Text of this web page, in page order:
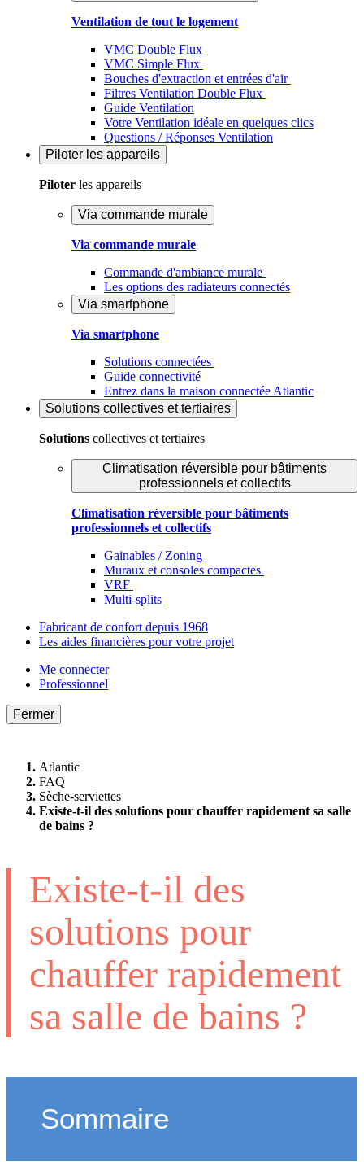
Ventilation de tout le logement
VMC Double Flux
VMC Simple Flux
Bouches d'extraction et entrées d'air
Filtres Ventilation Double Flux
Guide Ventilation
Votre Ventilation idéale en quelques clics
Questions / Réponses Ventilation
Piloter les appareils
Piloter les appareils
Via commande murale
Via commande murale
Commande d'ambiance murale
Les options des radiateurs connectés
Via smartphone
Via smartphone
Solutions connectées
Guide connectivité
Entrez dans la maison connectée Atlantic
Solutions collectives et tertiaires
Solutions collectives et tertiaires
Climatisation réversible pour bâtiments
professionnels et collectifs
Climatisation réversible pour bâtiments
professionnels et collectifs
Gainables / Zoning
Muraux et consoles compactes
VRF
Multi-splits
Fabricant de confort depuis 1968
Les aides financières pour votre projet
Me connecter
Professionnel
Fermer
Atlantic
FAQ
Sèche-serviettes
Existe-t-il des solutions pour chauffer rapidement sa salle
de bains ?
Existe-t-il des
solutions pour
chauffer rapidement
sa salle de bains ?
Sommaire